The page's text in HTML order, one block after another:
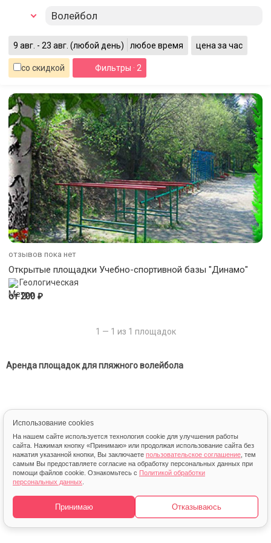
Использование cookies
На нашем сайте используется технология cookie для улучшения работы
сайта. Нажимая кнопку «Принимаю» или продолжая использование сайта без
нажатия указанной кнопки, Вы заключаете пользовательское соглашение , тем
самым Вы предоставляете согласие на обработку персональных данных при
помощи файлов cookie. Ознакомьтесь с Политикой обработки
персональных данных
Принимаю Отказываюсь
Волейбол
9 авг. - 23 авг. (любой день) любое время цена за час
со скидкой Фильтры · 2
отзывов пока нет
Открытые площадки Учебно-спортивной базы "Динамо"
Геологическая
от 200 ₽
1 — 1 из 1 площадок
Аренда площадок для пляжного волейбола
© 2013 – 2026 FindSport.ru